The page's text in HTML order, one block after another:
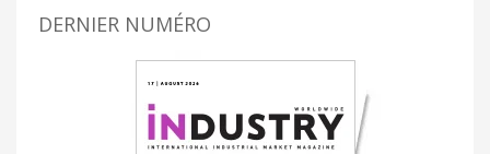
DERNIER NUMÉRO